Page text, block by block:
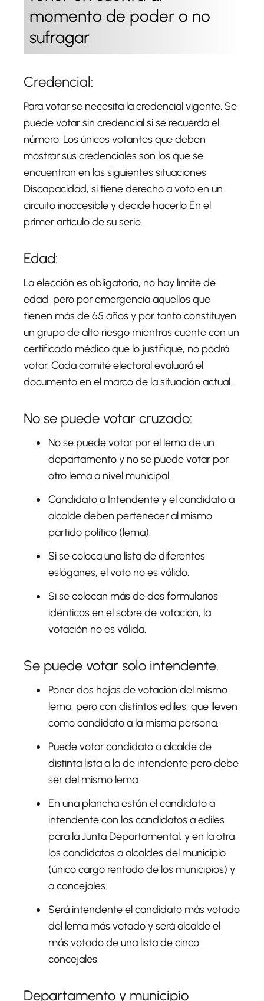
momento de poder o no
sufragar
Credencial:
Para votar se necesita la credencial vigente. Se
puede votar sin credencial si se recuerda el
número. Los únicos votantes que deben
mostrar sus credenciales son los que se
encuentran en las siguientes situaciones
Discapacidad, si tiene derecho a voto en un
circuito inaccesible y decide hacerlo En el
primer artículo de su serie.
Edad:
La elección es obligatoria, no hay límite de
edad, pero por emergencia aquellos que
tienen más de 65 años y por tanto constituyen
un grupo de alto riesgo mientras cuente con un
certificado médico que lo justifique, no podrá
votar. Cada comité electoral evaluará el
documento en el marco de la situación actual.
No se puede votar cruzado:
No se puede votar por el lema de un
departamento y no se puede votar por
otro lema a nivel municipal.
Candidato a Intendente y el candidato a
alcalde deben pertenecer al mismo
partido político (lema).
Si se coloca una lista de diferentes
eslóganes, el voto no es válido.
Si se colocan más de dos formularios
idénticos en el sobre de votación, la
votación no es válida.
Se puede votar solo intendente.
Poner dos hojas de votación del mismo
lema, pero con distintos ediles, que lleven
como candidato a la misma persona.
Puede votar candidato a alcalde de
distinta lista a la de intendente pero debe
ser del mismo lema.
En una plancha están el candidato a
intendente con los candidatos a ediles
para la Junta Departamental, y en la otra
los candidatos a alcaldes del municipio
(único cargo rentado de los municipios) y
a concejales.
Será intendente el candidato más votado
del lema más votado y será alcalde el
más votado de una lista de cinco
concejales.
Departamento y municipio